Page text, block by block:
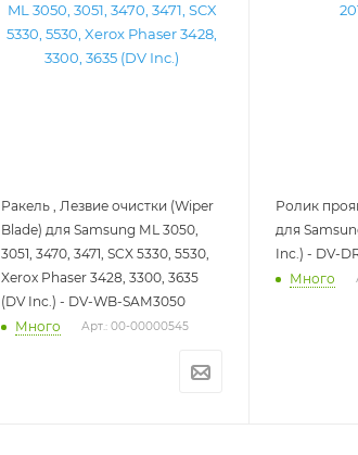
Ракель , Лезвие очистки (Wiper
Blade) для Samsung ML 3050,
3051, 3470, 3471, SCX 5330, 5530,
Xerox Phaser 3428, 3300, 3635
(DV Inc.) - DV-WB-SAM3050
Много
Арт.: 00-00000545
Ролик
для
Inc.) - DV-
Много